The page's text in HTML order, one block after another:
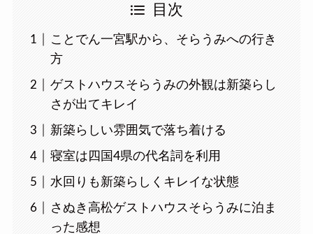
目次
ことでん一宮駅から、そらうみへの行き
方
ゲストハウスそらうみの外観は新築らし
さが出てキレイ
新築らしい雰囲気で落ち着ける
寝室は四国4県の代名詞を利用
水回りも新築らしくキレイな状態
さぬき高松ゲストハウスそらうみに泊ま
った感想